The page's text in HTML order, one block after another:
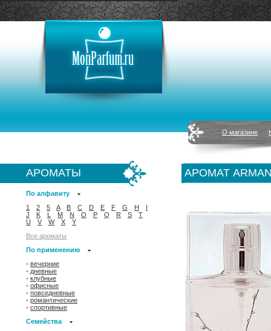
О магазине
АРОМАТЫ
По алфавиту
1
2 5 A B C D E F G H
I
J
K L M N O P Q R S
T
U
V W X
Y
Все ароматы
По применению
• вечерние
• дневные
• клубные
• офисные
• повседневные
• романтические
• спортивные
Семейства
АРОМАТ